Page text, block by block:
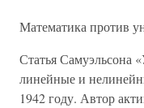
Математика против
Статья Самуэльсона
линейные и
1942 году. Автор